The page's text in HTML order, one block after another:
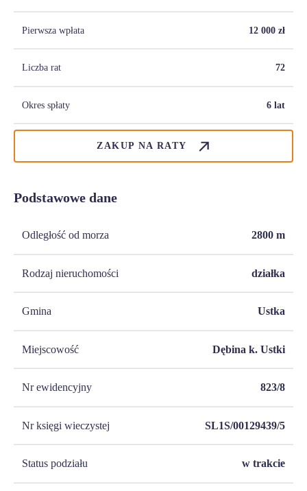
Pierwsza wpłata 12 000 zł
Liczba rat 72
Okres spłaty 6 lat
ZAKUP NA RATY
Podstawowe dane
Odległość od morza 2800 m
Rodzaj nieruchomości działka
Gmina Ustka
Miejscowość Dębina k. Ustki
Nr ewidencyjny 823/8
Nr księgi wieczystej SL1S/00129439/5
Status podziału w trakcie